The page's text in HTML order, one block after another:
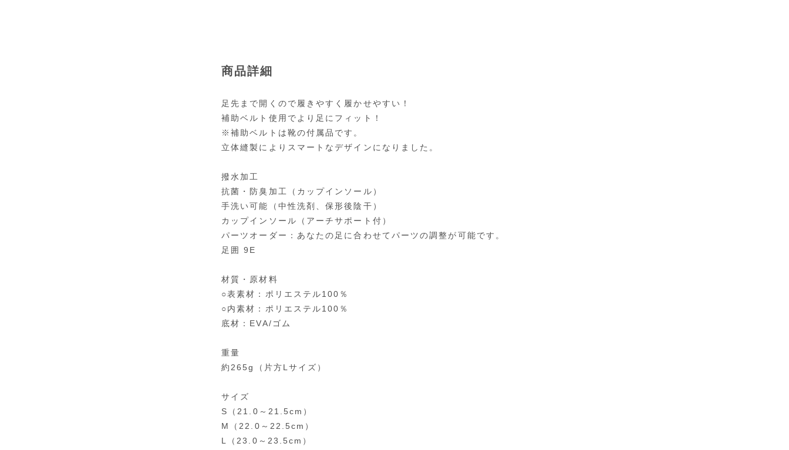
商品詳細
足先まで開くので履きやすく履かせやすい！
補助ベルト使用でより足にフィット！
※補助ベルトは靴の付属品です。
立体縫製によりスマートなデザインになりました。
撥水加工
抗菌・防臭加工（カップインソール）
手洗い可能（中性洗剤、保形後陰干）
カップインソール（アーチサポート付）
パーツオーダー：あなたの足に合わせてパーツの調整が可能です。
足囲 9E
材質・原材料
○表素材：ポリエステル100％
○内素材：ポリエステル100％
底材：EVA/ゴム
重量
約265g（片方Lサイズ）
サイズ
S（21.0～21.5cm）
M（22.0～22.5cm）
L（23.0～23.5cm）